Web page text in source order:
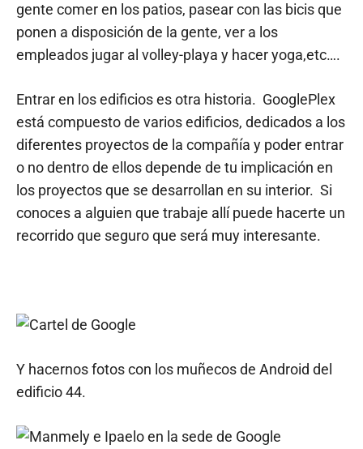
gente comer en los patios, pasear con las bicis que
ponen a disposición de la gente, ver a los
empleados jugar al volley-playa y hacer yoga,etc….
Entrar en los edificios es otra historia. GooglePlex
está compuesto de varios edificios, dedicados a los
diferentes proyectos de la compañía y poder entrar
o no dentro de ellos depende de tu implicación en
los proyectos que se desarrollan en su interior. Si
conoces a alguien que trabaje allí puede hacerte un
recorrido que seguro que será muy interesante.
Y hacernos fotos con los muñecos de Android del
edificio 44.